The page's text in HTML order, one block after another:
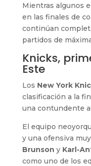
Mientras algunos
en las finales de
continúan
partidos de
Knicks,
Este
Los New York
clasificación a la
una contundente
El equipo
y una ofensiva
Brunson y Karl-
como uno de los